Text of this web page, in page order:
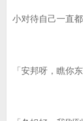
小对待自己一直都
「安邦呀，瞧你